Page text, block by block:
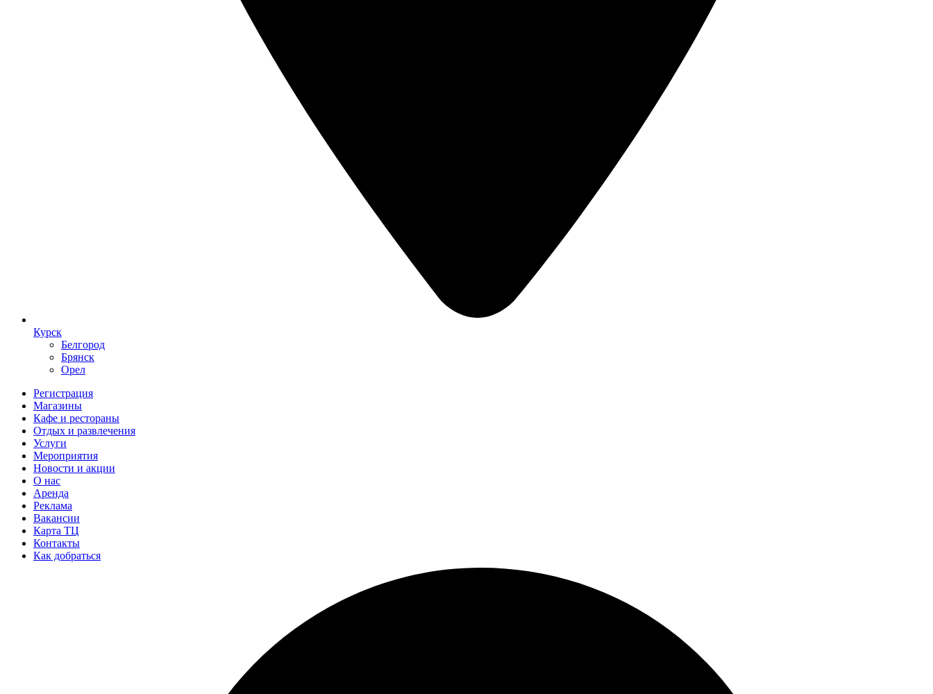
Курск
Белгород
Брянск
Орел
Регистрация
Магазины
Кафе и рестораны
Отдых и развлечения
Услуги
Мероприятия
Новости и акции
О нас
Аренда
Реклама
Вакансии
Карта ТЦ
Контакты
Как добраться